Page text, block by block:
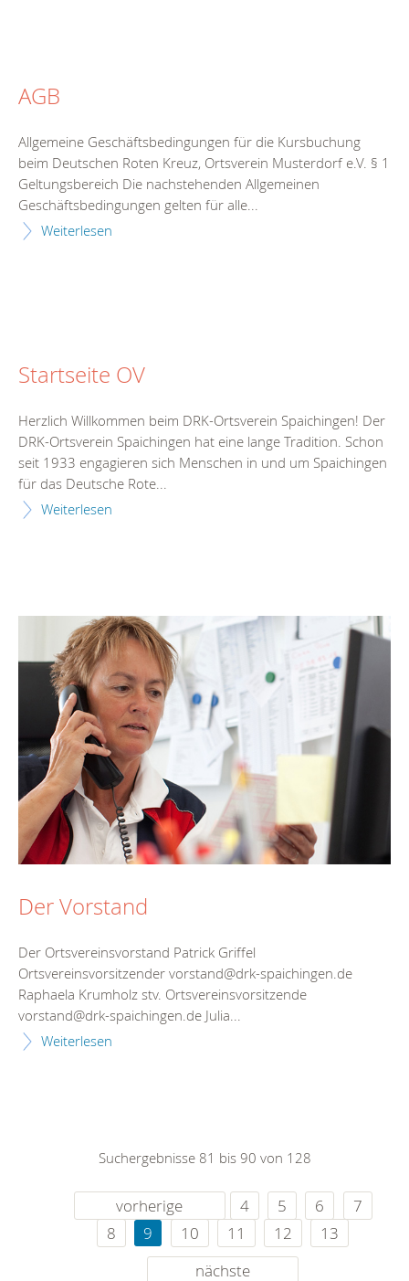
AGB
Allgemeine Geschäftsbedingungen für die Kursbuchung
beim Deutschen Roten Kreuz, Ortsverein Musterdorf e.V. § 1
Geltungsbereich Die nachstehenden Allgemeinen
Geschäftsbedingungen gelten für alle...
Weiterlesen
Startseite OV
Herzlich Willkommen beim DRK-Ortsverein Spaichingen! Der
DRK-Ortsverein Spaichingen hat eine lange Tradition. Schon
seit 1933 engagieren sich Menschen in und um Spaichingen
für das Deutsche Rote...
Weiterlesen
Der Vorstand
Der Ortsvereinsvorstand Patrick Griffel
Ortsvereinsvorsitzender vorstand@drk-spaichingen.de
Raphaela Krumholz stv. Ortsvereinsvorsitzende
vorstand@drk-spaichingen.de Julia...
Weiterlesen
Suchergebnisse 81 bis 90 von 128
vorherige 4 5 6
7
8
9 10 11 12
13
nächste